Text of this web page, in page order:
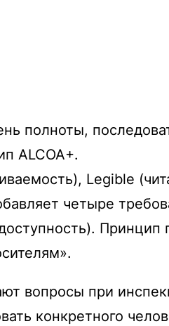
полноты,
ALCOA+.
Legible
четыре
вопросы при
конкретного